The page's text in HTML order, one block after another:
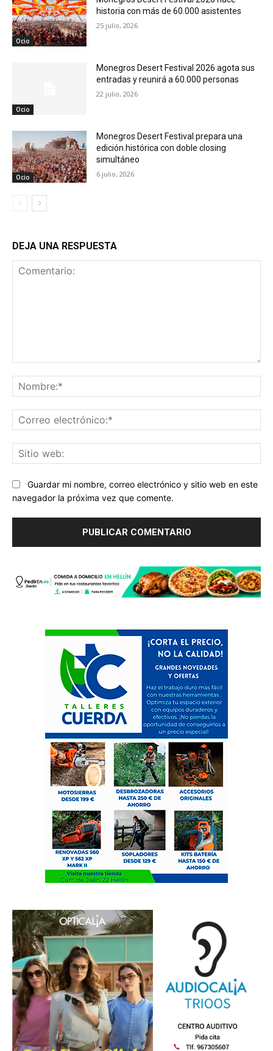
Ocio
historia con más de 60.000 asistentes
25 julio, 2026
Ocio
Monegros Desert Festival 2026 agota sus
entradas y reunirá a 60.000 personas
22 julio, 2026
Ocio
Monegros Desert Festival prepara una
edición histórica con doble closing
simultáneo
6 julio, 2026
DEJA UNA RESPUESTA
Guardar mi nombre, correo electrónico y sitio web en este
navegador la próxima vez que comente.